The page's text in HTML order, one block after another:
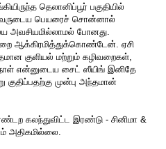
தெலானிப்பூர் பகுதியில்
அவருடைய பெயரைச் சொன்னால்
அவசியமில்லாமல் போனது.
ஆக்கிரமித்துக்கொண்டேன். ஏசி
குளியல் மற்றும் கழிவறைகள்,
என்னுடைய சைட் ஸீயிங் இனிதே
முன்பு அந்தமான்
கலந்துவிட்ட இரண்டு - சினிமா &
அதிகமில்லை.